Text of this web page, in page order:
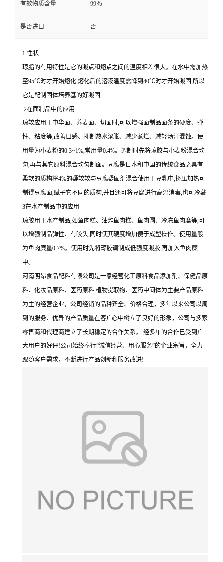
有效物质含量 99％
是否进口 否
1.性状
琼脂的有用特性是它的凝点和熔点之间的温度相差很大。在水中需加热
至95℃时才开始熔化,熔化后的溶液温度需降到40℃时才开始凝固,所以
它是配制固体培养基的好凝固
.2在面制品中的应用
琼较应用于中华面、养麦面、切面时,可以增强面制品面条的硬度、弹
性、粘度等,改善口感、抑制热水溶胀、减少煮烂、减轻汤汁混蚀。使
用量为小麦粉的0.3~1%,常用量0.4%。调制时先将琼胶与小麦粉混合均
匀,再与其它原料混合均匀制面。豆腐是日本和中国的传统食品之具有
柔软的质构将4%的疑较较与豆腐疑固剂混合使用于豆乳中,挤压加热可
制得豆腐面,赋子它不同的质构,并目还可将豆腐进行高温消毒,也可冷藏
3在水产制品中的应用
琼胶用于水产制品,如鱼肉糕、油炸鱼肉糕、鱼肉圆、冷冻鱼肉糜等,可
以增强制品弹性、有咬头,同时使其硬度增加便于成型操作。使用量般
为鱼肉廉量0.7%。使用时先将琼胶调制成低强度凝胶,再加入鱼肉糜
中。
河南明昂食品配料有限公司是一家经营化工原料食品添加剂、保健品原
料、化妆品原料、医药原料.植物提取物、医药中间体为主要产品原料
为主的经营企业，公司经销的品种齐全、价格合理，多年以来公司以周
到的服务、优异的产品质量在客户心中树立了良好的形象，公司与多家
零售商和代理商建立了长期稳定的合作关系。 经多年的合作已受到广
大用户的好评!公司始终奉行“诚信经营、用心服务”的企业宗旨，全力
跟随客户需求，不断进行产品创新和服务改进!